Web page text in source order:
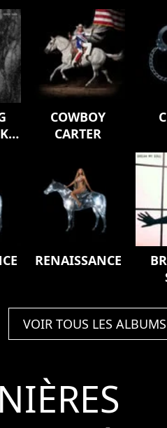
COWBOY
CARTER
RENAISSANCE
VOIR TOUS LES